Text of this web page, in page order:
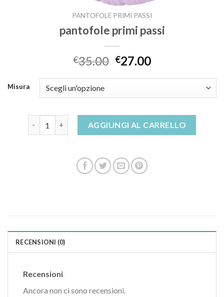
PANTOFOLE PRIMI PASSI
pantofole primi passi
€35.00 €27.00
Misura
AGGIUNGI AL CARRELLO
RECENSIONI (0)
Recensioni
Ancora non ci sono recensioni.